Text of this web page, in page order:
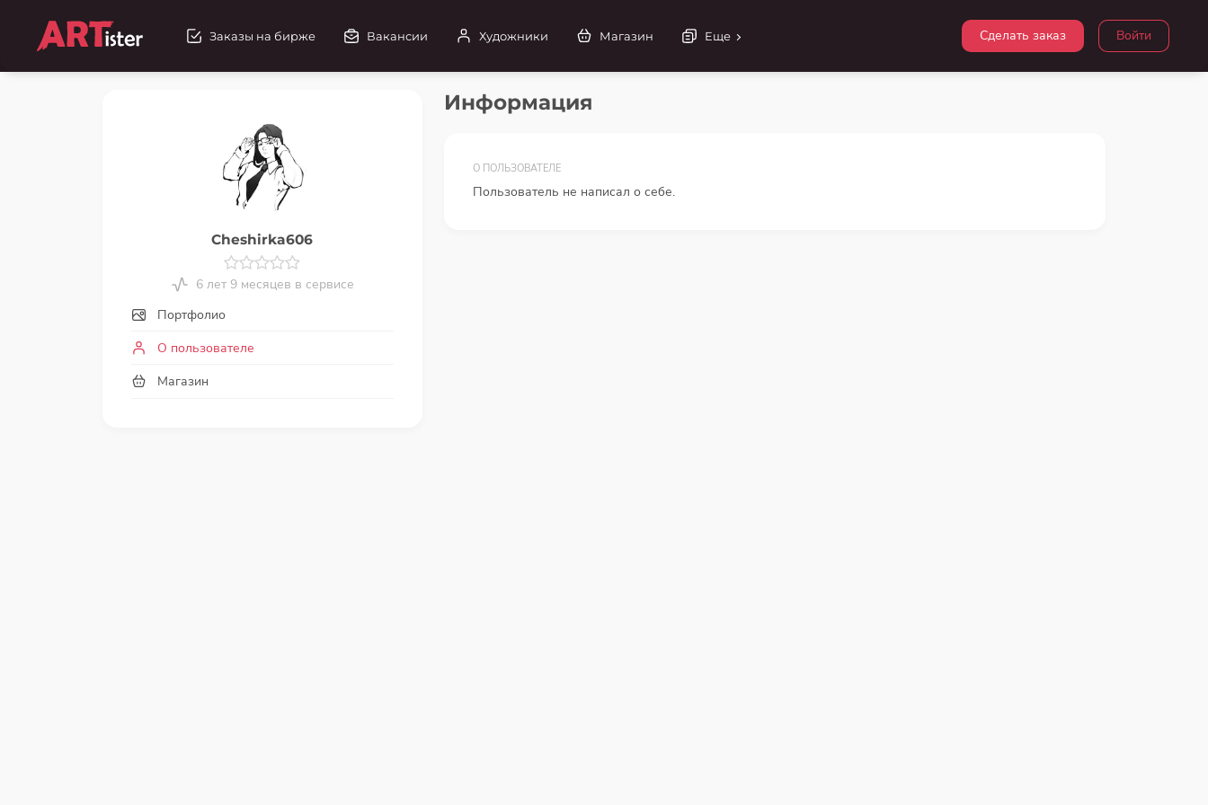
Войти
Сделать заказ
Заказы на бирже Вакансии Художники Магазин Еще
Cheshirka606
6 лет 9 месяцев в сервисе
Портфолио
О пользователе
Магазин
Информация
О ПОЛЬЗОВАТЕЛЕ
Пользователь не написал о себе.